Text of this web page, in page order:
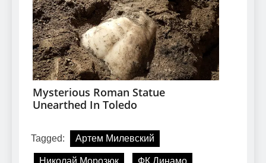
Tagged: Артем Милевский